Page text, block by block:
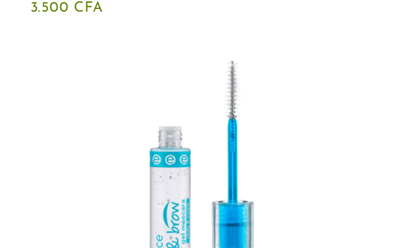
3.500 CFA